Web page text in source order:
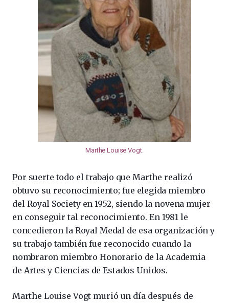
Marthe Louise Vogt.
Por suerte todo el trabajo que Marthe realizó
obtuvo su reconocimiento; fue elegida miembro
del Royal Society en 1952, siendo la novena mujer
en conseguir tal reconocimiento. En 1981 le
concedieron la Royal Medal de esa organización y
su trabajo también fue reconocido cuando la
nombraron miembro Honorario de la Academia
de Artes y Ciencias de Estados Unidos.
Marthe Louise Vogt murió un día después de